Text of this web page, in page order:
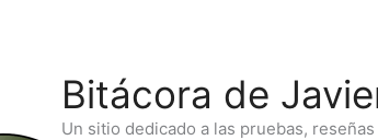
Bitácora de
Un sitio dedicado a las pruebas,